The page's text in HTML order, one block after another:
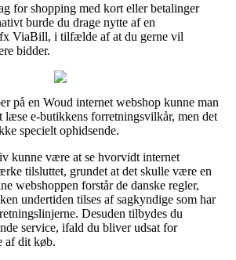
for shopping med kort eller betalinger
burde du drage nytte af en
ViaBill, i tilfælde af at du gerne vil
bidder.
på en Woud internet webshop kunne man
læse e-butikkens forretningsvilkår, men det
specielt ophidsende.
kunne være at se hvorvidt internet
tilsluttet, grundet at det skulle være en
webshoppen forstår de danske regler,
undertiden tilses af sagkyndige som har
Desuden tilbydes du
service, ifald du bliver udsat for
af dit køb.